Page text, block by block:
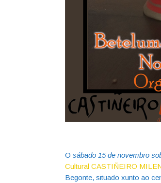
Osábado 15 de novembro
Cultural CASTIÑEIRO
Begonte, situado xunto ao